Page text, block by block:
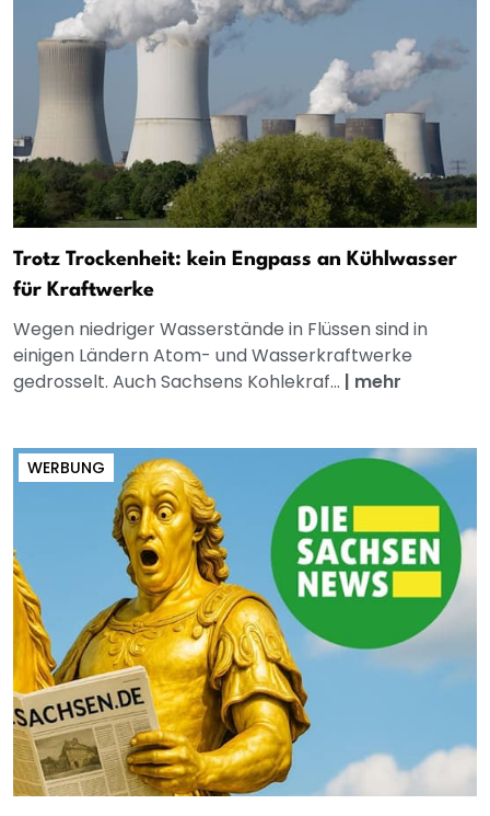
Trotz Trockenheit: kein Engpass an Kühlwasser
für Kraftwerke
Wegen niedriger Wasserstände in Flüssen sind in
einigen Ländern Atom- und Wasserkraftwerke
gedrosselt. Auch Sachsens Kohlekraf... | mehr
WERBUNG